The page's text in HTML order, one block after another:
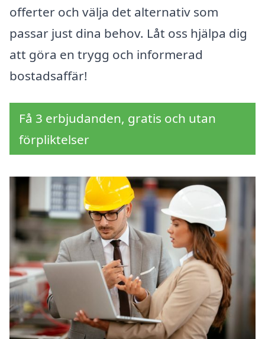
offerter och välja det alternativ som
passar just dina behov. Låt oss hjälpa dig
att göra en trygg och informerad
bostadsaffär!
Få 3 erbjudanden, gratis och utan
förpliktelser